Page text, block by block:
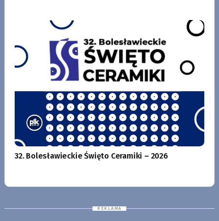
32. Bolesławieckie Święto Ceramiki – 2026